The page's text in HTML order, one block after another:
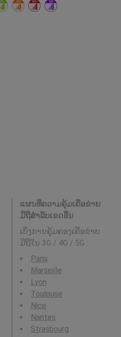
ແຜນທີ່ຄວາມຄຸ້ມເຄືອຂ່າຍ
ມືຖືສໍາລັບເຂດອື່ນ
ເບິ່ງການຄຸ້ມຄອງເຄືອຂ່າຍ
ມືຖືໃນ 3G / 4G / 5G :
Paris
Marseille
Lyon
Toulouse
Nice
Nantes
Strasbourg